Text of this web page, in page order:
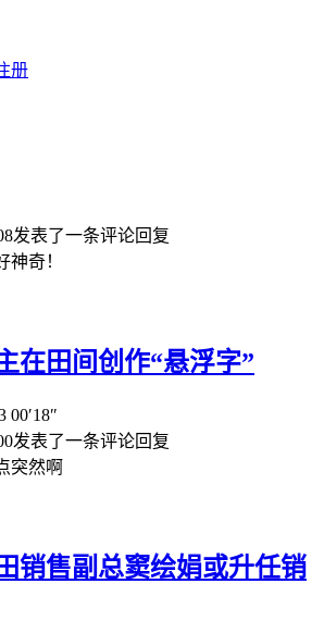
册
发表了一条评论回复
神奇！
在田间创作“悬浮字”
00′18″
发表了一条评论回复
突然啊
销售副总窦绘娟或升任销